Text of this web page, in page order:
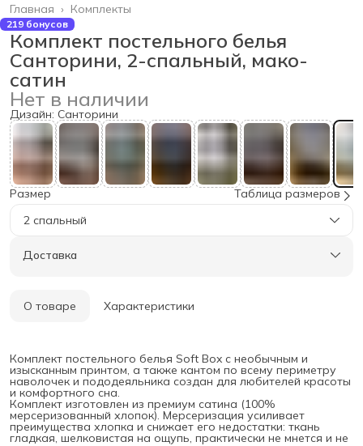
Комплекты
Главная ›
219 бонусов
Комплект постельного белья
Санторини, 2-спальный, мако-
сатин
Нет в наличии
Дизайн: Санторини
Размер
Таблица размеров
2 спальный
Доставка
О товаре Характеристики
Комплект постельного белья Soft Box с необычным и
изысканным принтом, а также кантом по всему периметру
наволочек и пододеяльника создан для любителей красоты
и комфортного сна.
Комплект изготовлен из премиум сатина (100%
мерсеризованный хлопок). Мерсеризация усиливает
преимущества хлопка и снижает его недостатки: ткань
гладкая, шелковистая на ощупь, практически не мнется и не